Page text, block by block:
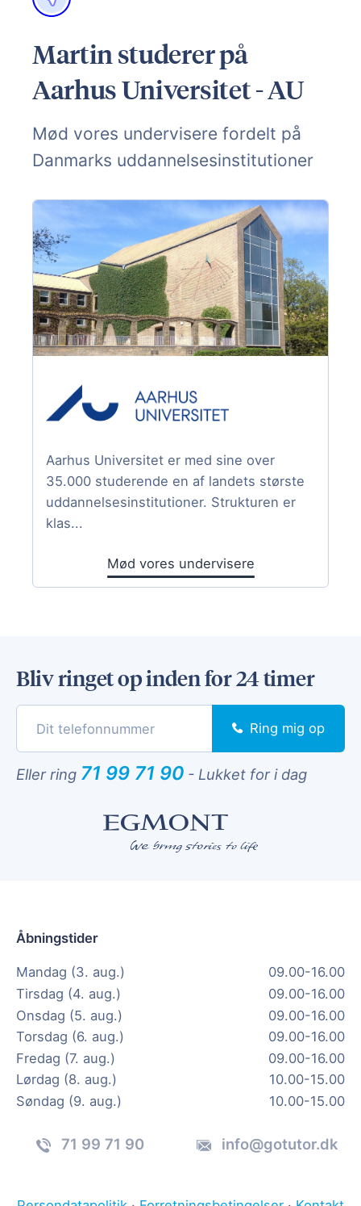
Martin studerer på
Aarhus Universitet - AU
Mød vores undervisere fordelt på
Danmarks uddannelsesinstitutioner
Aarhus Universitet er med sine over
35.000 studerende en af landets største
uddannelsesinstitutioner. Strukturen er
klas...
Mød vores undervisere
Bliv ringet op inden for 24 timer
Ring mig op
Eller ring 71 99 71 90 - Lukket for i dag
Åbningstider
Mandag (3. aug.)
09.00-16.00
Tirsdag (4. aug.)
09.00-16.00
Onsdag (5. aug.)
09.00-16.00
Torsdag (6. aug.)
09.00-16.00
Fredag (7. aug.)
09.00-16.00
Lørdag (8. aug.)
10.00-15.00
Søndag (9. aug.)
10.00-15.00
71 99 71 90 info@gotutor.dk